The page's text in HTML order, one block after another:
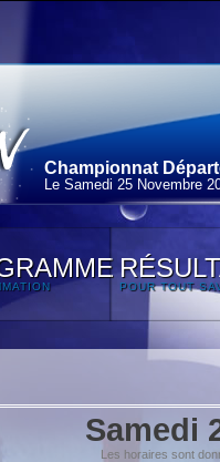
Championnat
Le Samedi 25 Novembre
POUR TOUT
Samedi
Les horaires sont